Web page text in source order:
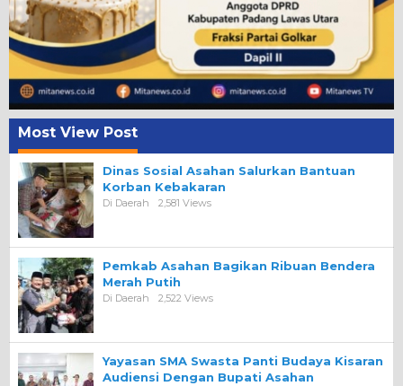
Most View Post
Dinas Sosial Asahan Salurkan Bantuan
Korban Kebakaran
Di Daerah 2,581 Views
Pemkab Asahan Bagikan Ribuan Bendera
Merah Putih
Di Daerah 2,522 Views
Yayasan SMA Swasta Panti Budaya Kisaran
Audiensi Dengan Bupati Asahan